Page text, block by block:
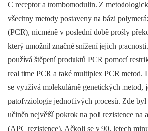
C receptor a trombomodulin. Z
všechny metody postaveny na bázi
(PCR), nicméně v poslední době prošly
který umožnil značné snížení jejich
používá štěpení produktů PCR pomocí
real time PCR a také multiplex PCR metod.
se využívá molekulárně genetických metod,
patofyziologie jednotlivých procesů. Zde byl
učiněn největší pokrok na poli rezistence na
(APC rezistence). Ačkoli se v 90. letech